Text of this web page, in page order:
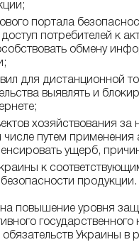
портала
потребителей к
обмену
для дистанционной
выявлять и
хозяйствования
числе путем
ущерб,
к
продукции.
повышение уровня
Украины в